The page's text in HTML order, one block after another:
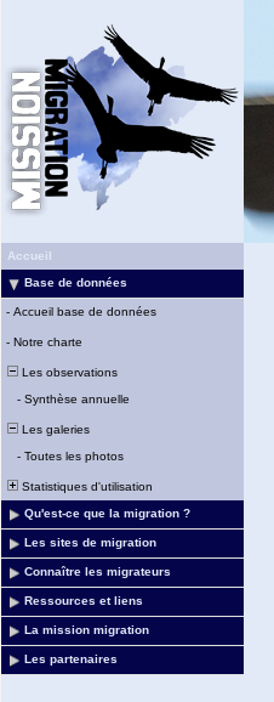
Accueil
Base de données
- Accueil base de données
- Notre charte
Les observations
- Synthèse annuelle
Les galeries
- Toutes les photos
Statistiques d'utilisation
Qu'est-ce que la migration ?
Les sites de migration
Connaître les migrateurs
Ressources et liens
La mission migration
Les partenaires